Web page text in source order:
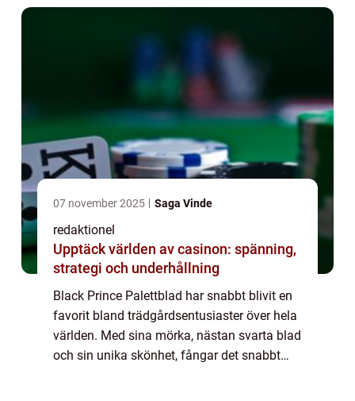
07 november 2025 Saga Vinde
redaktionel
Upptäck världen av casinon: spänning,
strategi och underhållning
Black Prince Palettblad har snabbt blivit en
favorit bland trädgårdsentusiaster över hela
världen. Med sina mörka, nästan svarta blad
och sin unika skönhet, fångar det snabbt